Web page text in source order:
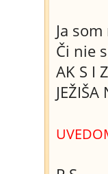
Ja
Či nie
AK S I
JEŽIŠA